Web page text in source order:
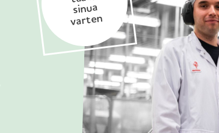
sinua
varten